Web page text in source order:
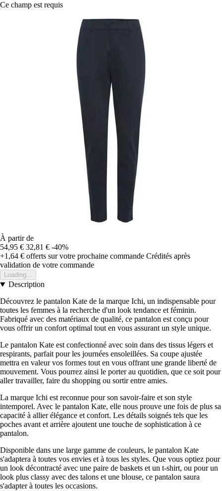
Ce champ est requis
À partir de
54,95 € 32,81 € -40%
+1,64 € offerts sur votre prochaine commande Crédités après
validation de votre commande
Loading...
Description
Découvrez le pantalon Kate de la marque Ichi, un indispensable pour
toutes les femmes à la recherche d'un look tendance et féminin.
Fabriqué avec des matériaux de qualité, ce pantalon est conçu pour
vous offrir un confort optimal tout en vous assurant un style unique.
Le pantalon Kate est confectionné avec soin dans des tissus légers et
respirants, parfait pour les journées ensoleillées. Sa coupe ajustée
mettra en valeur vos formes tout en vous offrant une grande liberté de
mouvement. Vous pourrez ainsi le porter au quotidien, que ce soit pour
aller travailler, faire du shopping ou sortir entre amies.
La marque Ichi est reconnue pour son savoir-faire et son style
intemporel. Avec le pantalon Kate, elle nous prouve une fois de plus sa
capacité à allier élégance et confort. Les détails soignés tels que les
poches avant et arrière ajoutent une touche de sophistication à ce
pantalon.
Disponible dans une large gamme de couleurs, le pantalon Kate
s'adaptera à toutes vos envies et à tous les styles. Que vous optiez pour
un look décontracté avec une paire de baskets et un t-shirt, ou pour un
look plus classy avec des talons et une blouse, ce pantalon saura
s'adapter à toutes les occasions.